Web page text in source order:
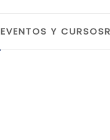
EVENTOS Y CURSOS